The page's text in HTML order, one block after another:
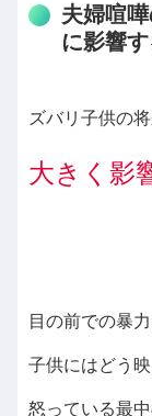
夫婦喧
に影響
ズバリ子供の
大きく影
目の前での暴
子供にはどう
怒っている最